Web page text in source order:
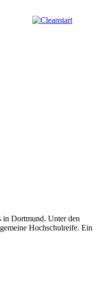
in Dortmund. Unter den
Hochschulreife. Ein